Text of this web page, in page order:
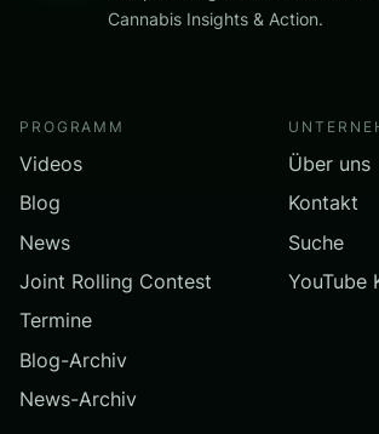
Cannabis Insights & Action.
PROGRAMM
Videos
Blog
News
Joint Rolling Contest
Termine
Blog-Archiv
News-Archiv
Über uns
Kontakt
Suche
YouTube